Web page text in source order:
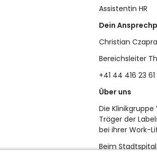
Assistentin HR
Dein
Christian
Bereichsleiter
+41 44 416 23 61
Über uns
Die
Träger der
bei ihrer Work-
Beim